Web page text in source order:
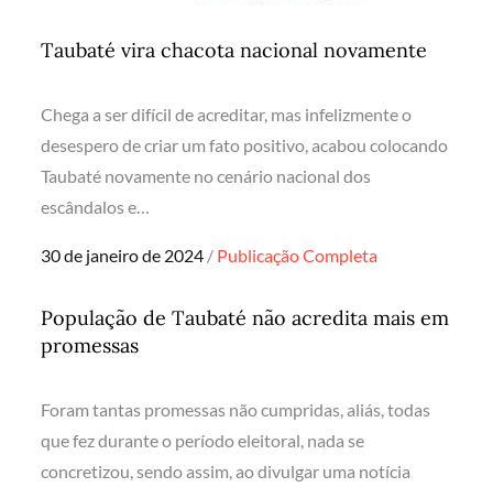
Taubaté vira chacota nacional novamente
Chega a ser difícil de acreditar, mas infelizmente o
desespero de criar um fato positivo, acabou colocando
Taubaté novamente no cenário nacional dos
escândalos e…
Posted
30 de janeiro de 2024 Publicação Completa
População de Taubaté não acredita mais em
promessas
Foram tantas promessas não cumpridas, aliás, todas
que fez durante o período eleitoral, nada se
concretizou, sendo assim, ao divulgar uma notícia